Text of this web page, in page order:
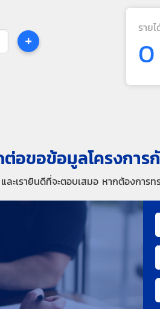
+
ราย
0
อขอข้อมูลโครงการ
ะเรายินดีที่จะตอบเสมอ หากต้องการ